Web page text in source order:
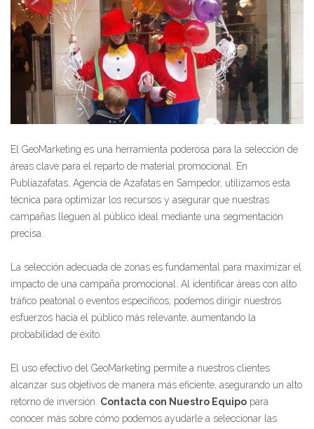
El GeoMarketing es una herramienta poderosa para la selección de
áreas clave para el reparto de material promocional. En
Publiazafatas, Agencia de Azafatas en Sampedor, utilizamos esta
técnica para optimizar los recursos y asegurar que nuestras
campañas lleguen al público ideal mediante una segmentación
precisa.
La selección adecuada de zonas es fundamental para maximizar el
impacto de una campaña promocional. Al identificar áreas con alto
tráfico peatonal o eventos específicos, podemos dirigir nuestros
esfuerzos hacia el público más relevante, aumentando la
probabilidad de éxito.
El uso efectivo del GeoMarketing permite a nuestros clientes
alcanzar sus objetivos de manera más eficiente, asegurando un alto
retorno de inversión. Contacta con Nuestro Equipo para
conocer más sobre cómo podemos ayudarle a seleccionar las